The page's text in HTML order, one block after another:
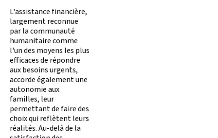
L'assistance financière,
largement reconnue
par la communauté
humanitaire comme
l'un des moyens les plus
efficaces de répondre
aux besoins urgents,
accorde également une
autonomie aux
familles, leur
permettant de faire des
choix qui reflètent leurs
réalités. Au-delà de la